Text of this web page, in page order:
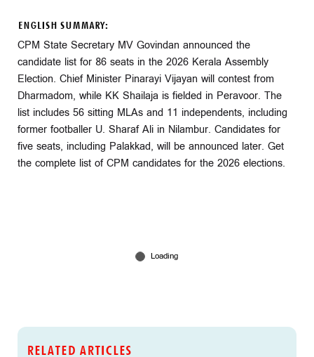
ENGLISH SUMMARY:
CPM State Secretary MV Govindan announced the
candidate list for 86 seats in the 2026 Kerala Assembly
Election. Chief Minister Pinarayi Vijayan will contest from
Dharmadom, while KK Shailaja is fielded in Peravoor. The
list includes 56 sitting MLAs and 11 independents, including
former footballer U. Sharaf Ali in Nilambur. Candidates for
five seats, including Palakkad, will be announced later. Get
the complete list of CPM candidates for the 2026 elections.
RELATED ARTICLES